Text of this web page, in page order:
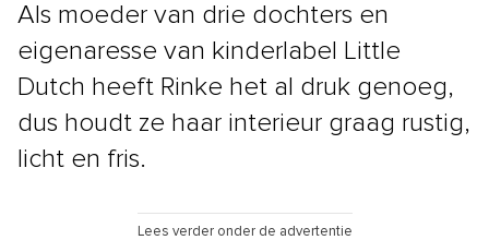
Als moeder van drie dochters en
eigenaresse van kinderlabel Little
Dutch heeft Rinke het al druk genoeg,
dus houdt ze haar interieur graag rustig,
licht en fris.
Lees verder onder de advertentie